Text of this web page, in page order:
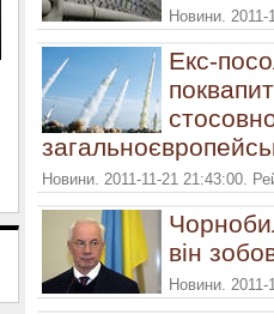
Новини.
Екс-
Новини. 2011-11-21 21:43:00.
він
Новини.